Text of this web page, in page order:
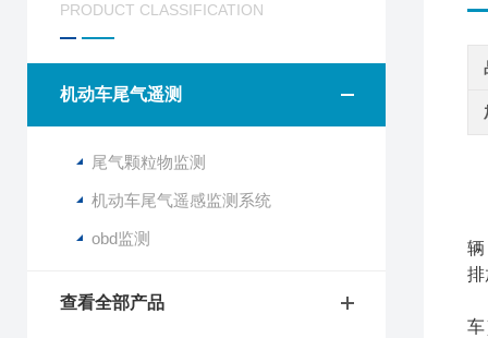
PRODUCT CLASSIFICATION
机动车尾气遥测
尾气颗粒物监测
机动车尾气遥感监测系统
obd监测
查看全部产品
辆
排
车